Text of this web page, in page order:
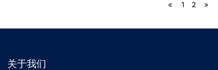
« 1 2 »
关于我们